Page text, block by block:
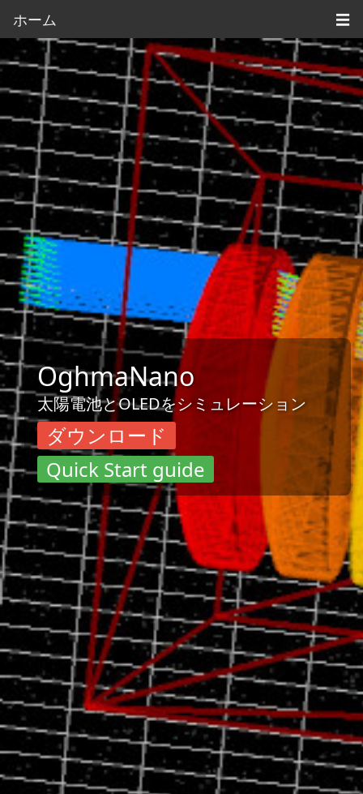
ホーム ☰
OghmaNano
太陽電池とOLEDをシミュレーション
ダウンロード
Quick Start guide